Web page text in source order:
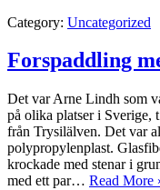
Category: Uncategorized
Forspaddling
Det var Arne Lindh som
på olika platser i Sverige,
från Trysilälven. Det var
polypropylenplast.
krockade med stenar i
med ett par… Read More